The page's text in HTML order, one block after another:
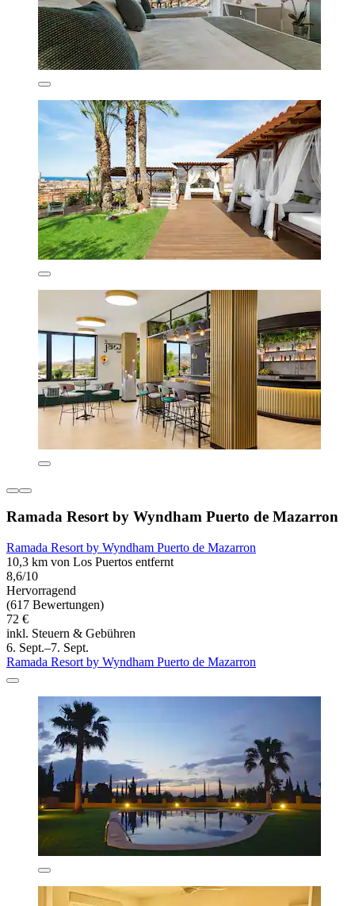
Ramada Resort by Wyndham Puerto de Mazarron
Ramada Resort by Wyndham Puerto de Mazarron
10,3 km von Los Puertos entfernt
8,6/10
Hervorragend
(617 Bewertungen)
72 €
inkl. Steuern & Gebühren
6. Sept.–7. Sept.
Ramada Resort by Wyndham Puerto de Mazarron